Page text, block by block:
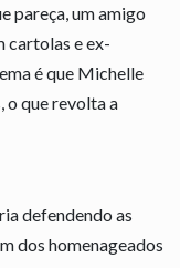
pareça, um amigo
cartolas e ex-
é que Michelle
o que revolta a
defendendo as
dos homenageados